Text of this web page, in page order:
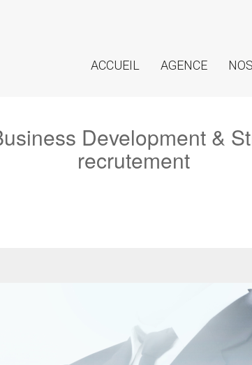
ACCUEIL AGENCE
Development &
recrutement